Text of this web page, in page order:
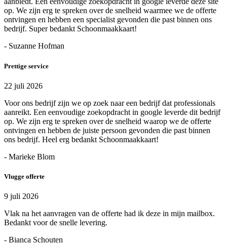
op. We zijn erg te spreken over de snelheid waarmee we de offerte
ontvingen en hebben een specialist gevonden die past binnen ons
bedrijf. Super bedankt Schoonmaakkaart!
- Suzanne Hofman
Prettige service
22 juli 2026
Voor ons bedrijf zijn we op zoek naar een bedrijf dat professionals
aanreikt. Een eenvoudige zoekopdracht in google leverde dit bedrijf
op. We zijn erg te spreken over de snelheid waarop we de offerte
ontvingen en hebben de juiste persoon gevonden die past binnen
ons bedrijf. Heel erg bedankt Schoonmaakkaart!
- Marieke Blom
Vlugge offerte
9 juli 2026
Vlak na het aanvragen van de offerte had ik deze in mijn mailbox.
Bedankt voor de snelle levering.
- Bianca Schouten